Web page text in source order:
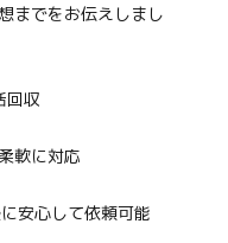
までをお伝えしまし
回収
軟に対応
安心して依頼可能